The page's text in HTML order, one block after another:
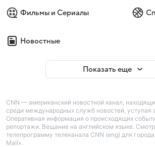
Фильмы и Сериалы
Новостные
Показать еще
CNN — американский новостной канал,
среди международных служб новостей, уступая
Оперативная информация о происходящих
репортажи. Вещание на английском языке.
телепрограмму телеканала CNN (eng) для
Mail».